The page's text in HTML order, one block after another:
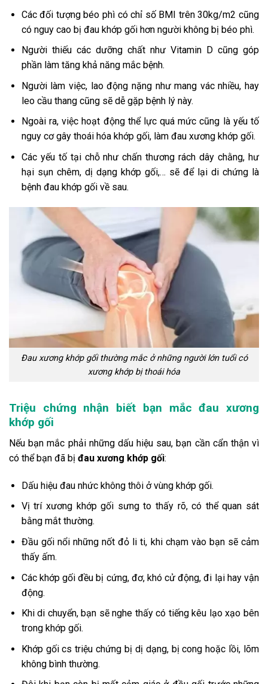
Các đối tượng béo phì có chỉ số BMI trên 30kg/m2 cũng
có nguy cao bị đau khớp gối hơn người không bị béo phì.
Người thiếu các dưỡng chất như Vitamin D cũng góp
phần làm tăng khả năng mắc bệnh.
Người làm việc, lao động nặng như mang vác nhiều, hay
leo cầu thang cũng sẽ dễ gặp bệnh lý này.
Ngoài ra, việc hoạt động thể lực quá mức cũng là yếu tố
nguy cơ gây thoái hóa khớp gối, làm đau xương khớp gối.
Các yếu tố tại chỗ như chấn thương rách dây chằng, hư
hại sụn chêm, dị dạng khớp gối,… sẽ để lại di chứng là
bệnh đau khớp gối về sau.
Đau xương khớp gối thường mắc ở những người lớn tuổi có
xương khớp bị thoái hóa
Triệu chứng nhận biết bạn mắc đau xương
khớp gối
Nếu bạn mắc phải những dấu hiệu sau, bạn cần cẩn thận vì
có thể bạn đã bị đau xương khớp gối:
Dấu hiệu đau nhức không thôi ở vùng khớp gối.
Vị trí xương khớp gối sưng to thấy rõ, có thể quan sát
bằng mắt thường.
Đầu gối nổi những nốt đỏ li ti, khi chạm vào bạn sẽ cảm
thấy ấm.
Các khớp gối đều bị cứng, đơ, khó cử động, đi lại hay vận
động.
Khi di chuyển, bạn sẽ nghe thấy có tiếng kêu lạo xạo bên
trong khớp gối.
Khớp gối cs triệu chứng bị dị dạng, bị cong hoặc lồi, lõm
không bình thường.